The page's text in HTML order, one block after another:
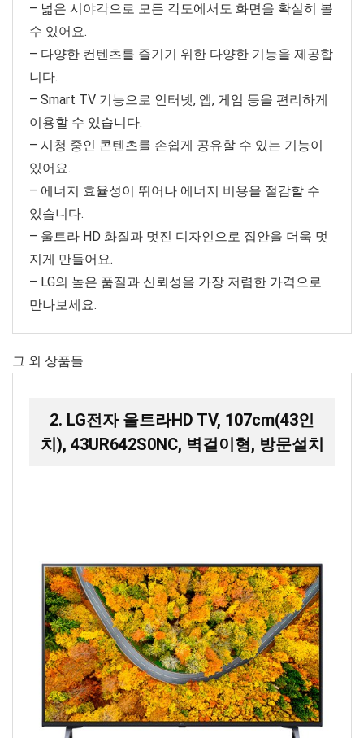
– 넓은 시야각으로 모든 각도에서도 화면을 확실히 볼
수 있어요.
– 다양한 컨텐츠를 즐기기 위한 다양한 기능을 제공합
니다.
– Smart TV 기능으로 인터넷, 앱, 게임 등을 편리하게
이용할 수 있습니다.
– 시청 중인 콘텐츠를 손쉽게 공유할 수 있는 기능이
있어요.
– 에너지 효율성이 뛰어나 에너지 비용을 절감할 수
있습니다.
– 울트라 HD 화질과 멋진 디자인으로 집안을 더욱 멋
지게 만들어요.
– LG의 높은 품질과 신뢰성을 가장 저렴한 가격으로
만나보세요.
그 외 상품들
2. LG전자 울트라HD TV, 107cm(43인
치), 43UR642S0NC, 벽걸이형, 방문설치